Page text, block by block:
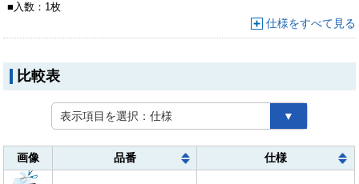
■ 入数： 1枚
仕様をすべて見る
比較表
表示項目を選択：仕様 ▼
画像 品番 仕様